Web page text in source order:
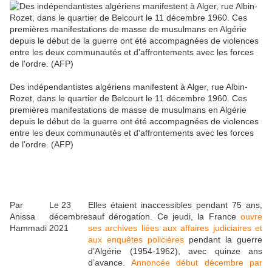
Des indépendantistes algériens manifestent à Alger, rue Albin-
Rozet, dans le quartier de Belcourt le 11 décembre 1960. Ces
premières manifestations de masse de musulmans en Algérie
depuis le début de la guerre ont été accompagnées de violences
entre les deux communautés et d'affrontements avec les forces
de l'ordre. (AFP)
Par
Anissa
Hammadi
Le 23
décembre
2021
Elles étaient inaccessibles pendant 75 ans,
sauf dérogation. Ce jeudi, la France ouvre
ses archives liées aux affaires judiciaires et
aux enquêtes policières pendant la guerre
d’Algérie (1954-1962), avec quinze ans
d’avance. Annoncée début décembre par